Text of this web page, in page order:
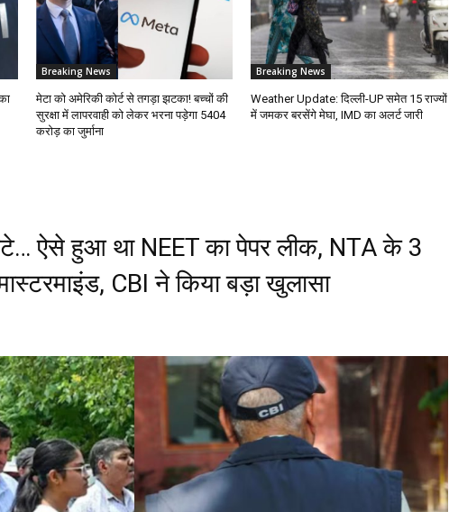
Breaking News
मेटा को अमेरिकी कोर्ट से तगड़ा झटका! बच्चों की
सुरक्षा में लापरवाही को लेकर भरना पड़ेगा ₹5404
करोड़ का जुर्माना
Breaking News
Weather Update: दिल्ली-UP समेत 15 राज्यों
में जमकर बरसेंगे मेघा, IMD का अलर्ट जारी
रटे… ऐसे हुआ था NEET का पेपर लीक, NTA के 3
CBI ने किया बड़ा खुलासा